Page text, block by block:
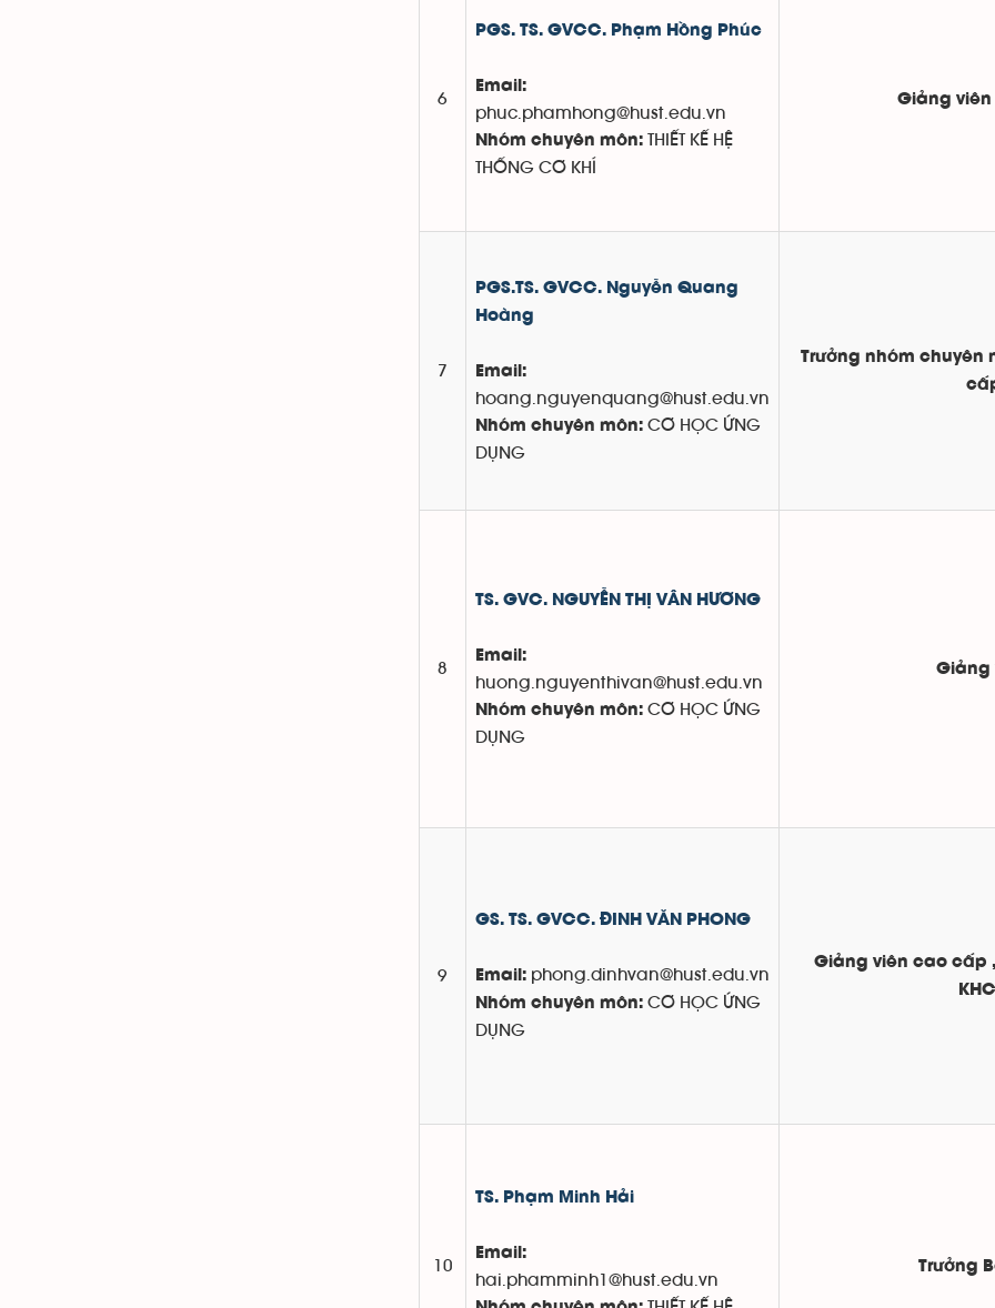
6
PGS. TS. GVCC. Phạm Hồng Phúc
Email:
phuc.phamhong@hust.edu.vn
Nhóm chuyên môn: THIẾT KẾ HỆ
THỐNG CƠ KHÍ
Giảng
7
PGS.TS. GVCC. Nguyễn Quang
Hoàng
Email:
hoang.nguyenquang@hust.edu.vn
Nhóm chuyên môn: CƠ HỌC ỨNG
DỤNG
Trưởng nhóm chuyên
8
TS. GVC. NGUYỄN THỊ VÂN HƯƠNG
Email:
huong.nguyenthivan@hust.edu.vn
Nhóm chuyên môn: CƠ HỌC ỨNG
DỤNG
Giảng
9
GS. TS. GVCC. ĐINH VĂN PHONG
Email: phong.dinhvan@hust.edu.vn
Nhóm chuyên môn: CƠ HỌC ỨNG
DỤNG
Giảng viên cao cấp
10
TS. Phạm Minh Hải
Email:
hai.phamminh1@hust.edu.vn
Trưởng